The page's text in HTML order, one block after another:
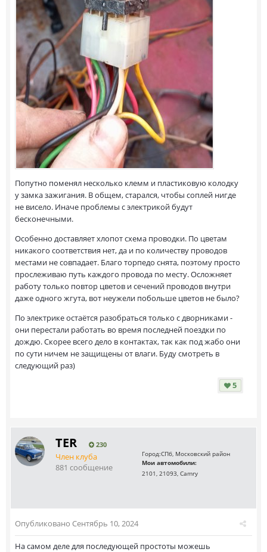
Попутно поменял несколько клемм и пластиковую колодку
у замка зажигания. В общем, старался, чтобы соплей нигде
не висело. Иначе проблемы с электрикой будут
бесконечными.
Особенно доставляет хлопот схема проводки. По цветам
никакого соответствия нет, да и по количеству проводов
местами не совпадает. Благо торпедо снята, поэтому просто
прослеживаю путь каждого провода по месту. Осложняет
работу только повтор цветов и сечений проводов внутри
даже одного жгута, вот неужели побольше цветов не было?
По электрике остаётся разобраться только с дворниками -
они перестали работать во время последней поездки по
дождю. Скорее всего дело в контактах, так как под жабо они
по сути ничем не защищены от влаги. Буду смотреть в
следующий раз)
5
TER 230
Член клуба
881 сообщение
Город:СПб, Московский район
Мои автомобили:
2101, 21093, Camry
Опубликовано Сентябрь 10, 2024
На самом деле для последующей простоты можешь